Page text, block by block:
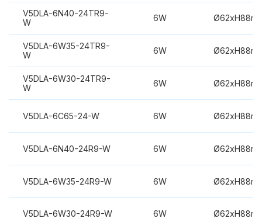
V5DLA-6N40-24TR9-
W
6W
V5DLA-6W35-24TR9-
W
6W
V5DLA-6W30-24TR9-
W
6W
V5DLA-6C65-24-W 6W
V5DLA-6N40-24R9-W 6W
V5DLA-6W35-24R9-W 6W
V5DLA-6W30-24R9-W 6W